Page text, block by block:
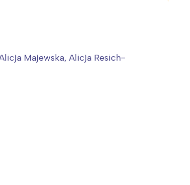
Majewska, Alicja Resich-